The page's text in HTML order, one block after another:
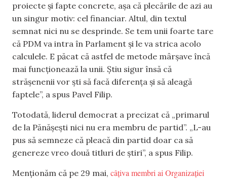
proiecte și fapte concrete, așa că plecările de azi au
un singur motiv: cel financiar. Altul, din textul
semnat nici nu se desprinde. Se tem unii foarte tare
că PDM va intra în Parlament și le va strica acolo
calculele. E păcat că astfel de metode mârșave încă
mai funcționează la unii. Știu sigur însă că
strășenenii vor ști să facă diferența și să aleagă
faptele”, a spus Pavel Filip.
Totodată, liderul democrat a precizat că „primarul
de la Pănășești nici nu era membru de partid”. „L-au
pus să semneze că pleacă din partid doar ca să
genereze vreo două titluri de știri”, a spus Filip.
Menționăm că pe 29 mai, câțiva membri ai Organizației